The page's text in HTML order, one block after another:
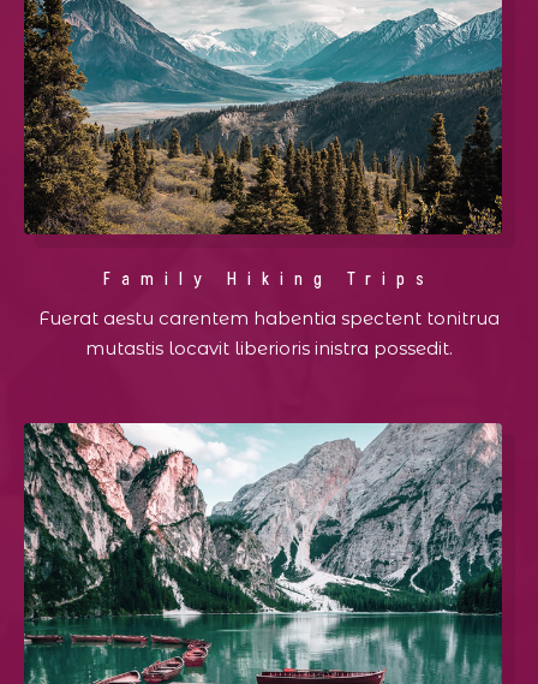
Family Hiking Trips
Fuerat aestu carentem habentia spectent tonitrua
mutastis locavit liberioris inistra possedit.